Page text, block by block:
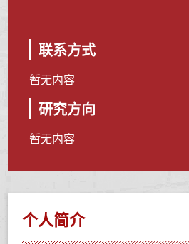
联系方式
暂无内容
研究方向
暂无内容
个人简介